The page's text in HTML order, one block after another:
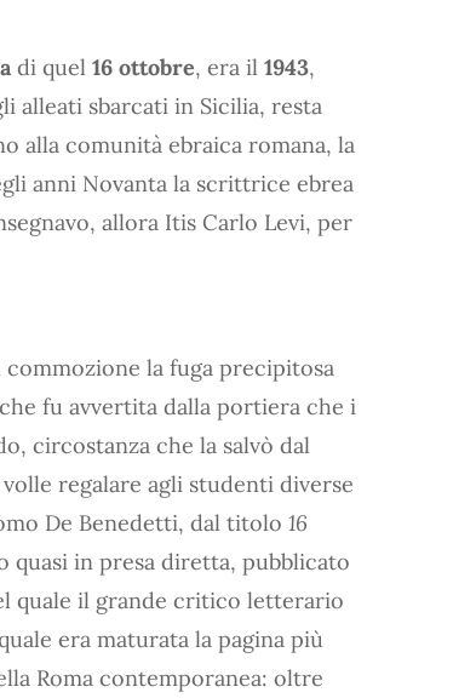
di quel 16 ottobre, era il 1943,
alleati sbarcati in Sicilia, resta
alla comunità ebraica romana, la
anni Novanta la scrittrice ebrea
allora Itis Carlo Levi, per
la fuga precipitosa
fu avvertita dalla portiera che i
circostanza che la salvò dal
regalare agli studenti diverse
De Benedetti, dal titolo 16
quasi in presa diretta, pubblicato
quale il grande critico letterario
era maturata la pagina più
Roma contemporanea: oltre